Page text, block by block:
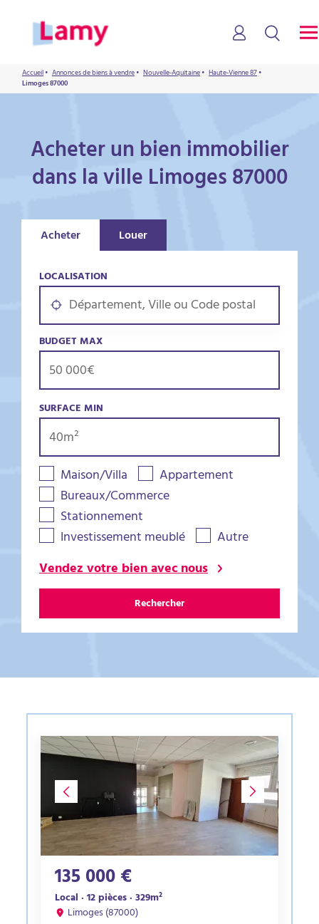
Accueil• Annonces de biens à vendre• Nouvelle-Aquitaine• Haute-Vienne 87•
Limoges 87000
Acheter un bien immobilier
dans la ville Limoges 87000
Acheter Louer
LOCALISATION
BUDGET MAX
SURFACE MIN
Maison/Villa
Appartement
Bureaux/Commerce
Stationnement
Investissement meublé
Autre
Vendez votre bien avec nous
Rechercher
135 000 €
Local · 12 pièces · 329m²
Limoges (87000)